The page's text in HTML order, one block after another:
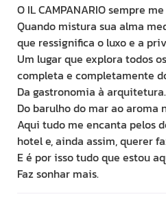
O IL CAMPANARIO sempre
Quando mistura sua alma
que ressignifica o luxo e a
Um lugar que explora todos
completa e completamente
Da gastronomia à arquitetura.
Do barulho do mar ao aroma
Aqui tudo me encanta pelos
hotel e, ainda assim, querer
E é por isso tudo que estou
Faz sonhar mais.